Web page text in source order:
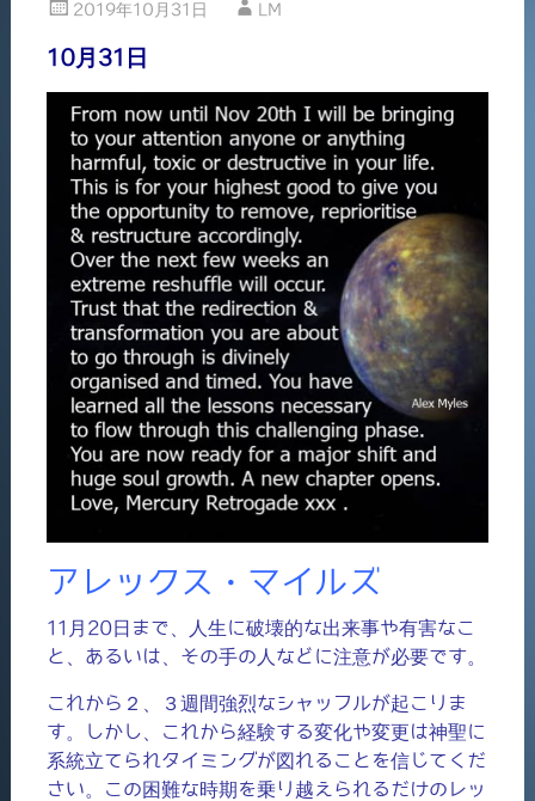
2019年10月31日 LM
10月31日
アレックス・マイルズ
11月20日まで、人生に破壊的な出来事や有害なこ
と、あるいは、その手の人などに注意が必要です。
これから２、３週間強烈なシャッフルが起こりま
す。しかし、これから経験する変化や変更は神聖に
系統立てられタイミングが図れることを信じてくだ
さい。この困難な時期を乗り越えられるだけのレッ